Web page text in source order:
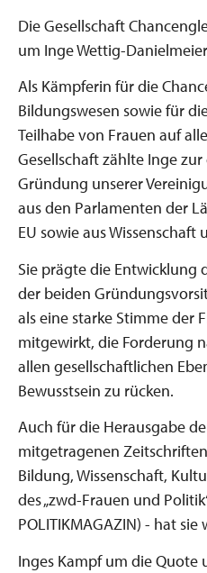
Die Gesellschaft
um Inge Wettig-
Als Kämpferin für die
Bildungswesen sowie für
Teilhabe von Frauen auf
Gesellschaft zählte Inge
Gründung unserer
aus den Parlamenten der
EU sowie aus Wissenschaft
Sie prägte die Entwicklung
der beiden
als eine starke Stimme der
mitgewirkt, die Forderung
allen gesellschaftlichen
Bewusstsein zu rücken.
Auch für die Herausgabe
mitgetragenen
Bildung, Wissenschaft,
des „zwd-Frauen und
POLITIKMAGAZIN) - hat
Inges Kampf um die Quote